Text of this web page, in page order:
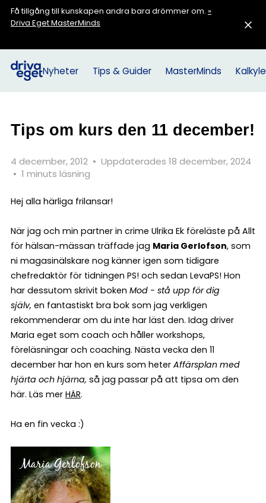
Få tillgång till kunskapen andra bara drömmer om. »
Driva Eget MasterMinds
Nyheter Tips & Guider MasterMinds
Tips om kurs den 11 december!
4 december, 2012 • Uppdaterades 18 december, 2024
• 1 minuts läsning
Hej alla härliga frilansar!
När jag och min partner in crime Ulrika Ek föreläste på Allt
för hälsan-mässan träffade jag Maria Gerlofson, som
ni magasinälskare nog känner igen som tidigare
chefredaktör för tidningen PS! och sedan LevaPS! Hon
har dessutom skrivit boken Mod - stå upp för dig
själv, en fantastiskt bra bok som jag verkligen
rekommenderar om du inte har läst den. Idag driver
Maria eget som coach och håller workshops,
föreläsningar och coaching. Nästa vecka den 11
december har hon en kurs som heter Affärsplan med
hjärta och hjärna, så jag passar på att tipsa om den
här. Läs mer HÄR.
Ha en fin vecka :)